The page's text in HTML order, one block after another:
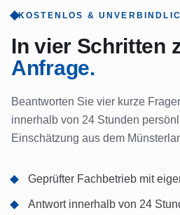
KOSTENLOS &
In vier Schritten
Anfrage.
Beantworten Sie vier kurze
innerhalb von 24 Stunden
Einschätzung aus dem
Geprüfter Fachbetrieb mit
Antwort innerhalb von 24